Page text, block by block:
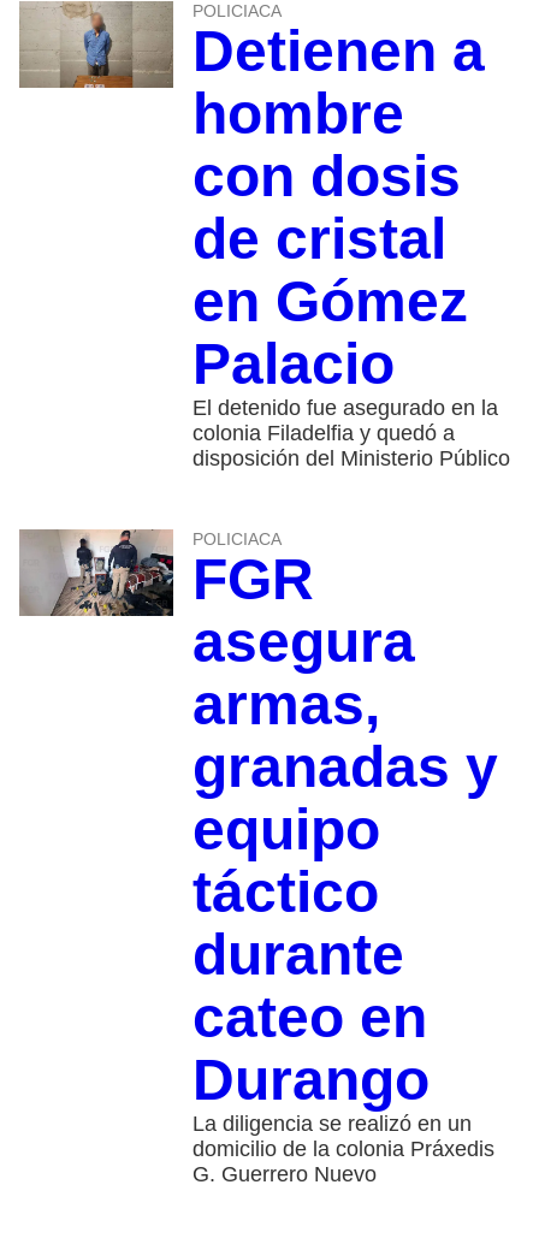
POLICIACA
Detienen a
hombre
con dosis
de cristal
en Gómez
Palacio
El detenido fue asegurado en la
colonia Filadelfia y quedó a
disposición del Ministerio Público
POLICIACA
FGR
asegura
armas,
granadas y
equipo
táctico
durante
cateo en
Durango
La diligencia se realizó en un
domicilio de la colonia Práxedis
G. Guerrero Nuevo